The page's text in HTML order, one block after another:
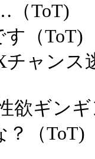
（ToT)
（ToT)
チャンス
欲ギン
？（ToT)